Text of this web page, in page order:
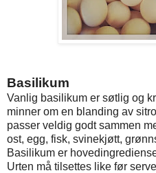
Basilikum
Vanlig basilikum er søtlig og
minner om en blanding av
passer veldig godt sammen
ost, egg, fisk, svinekjøtt,
Basilikum er
Urten må tilsettes like før